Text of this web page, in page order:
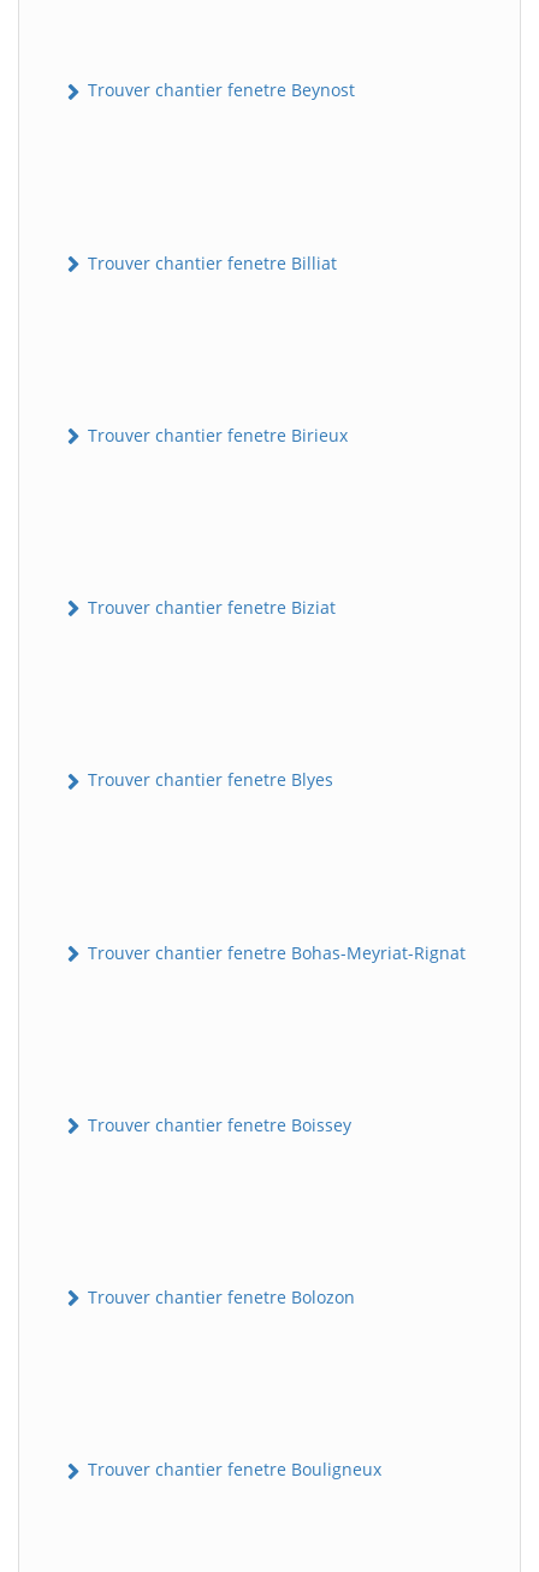
Trouver chantier fenetre Beynost
Trouver chantier fenetre Billiat
Trouver chantier fenetre Birieux
Trouver chantier fenetre Biziat
Trouver chantier fenetre Blyes
Trouver chantier fenetre Bohas-Meyriat-Rignat
Trouver chantier fenetre Boissey
Trouver chantier fenetre Bolozon
Trouver chantier fenetre Bouligneux